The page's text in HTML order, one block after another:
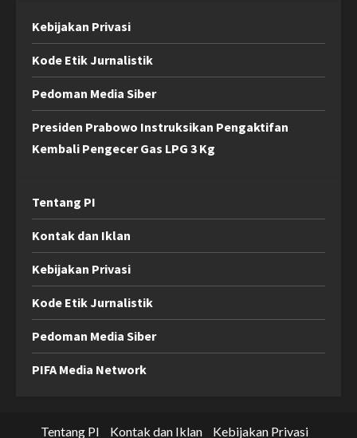
Kebijakan Privasi
Kode Etik Jurnalistik
Pedoman Media Siber
Presiden Prabowo Instruksikan Pengaktifan
Kembali Pengecer Gas LPG 3 Kg
Tentang PI
Kontak dan Iklan
Kebijakan Privasi
Kode Etik Jurnalistik
Pedoman Media Siber
PIFA Media Network
Tentang PI Kontak dan Iklan Kebijakan Privasi